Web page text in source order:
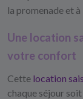
la promenade et
Une location
votre confort
Cette location
chaque séjour